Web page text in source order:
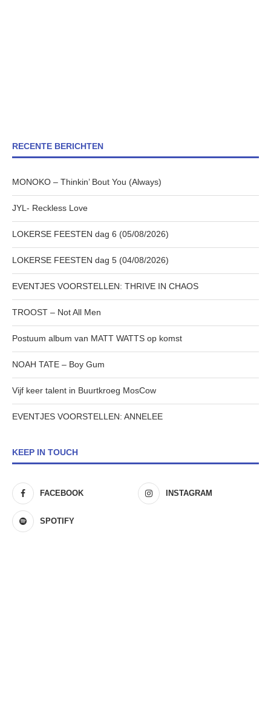
RECENTE BERICHTEN
MONOKO – Thinkin’ Bout You (Always)
JYL- Reckless Love
LOKERSE FEESTEN dag 6 (05/08/2026)
LOKERSE FEESTEN dag 5 (04/08/2026)
EVENTJES VOORSTELLEN: THRIVE IN CHAOS
TROOST – Not All Men
Postuum album van MATT WATTS op komst
NOAH TATE – Boy Gum
Vijf keer talent in Buurtkroeg MosCow
EVENTJES VOORSTELLEN: ANNELEE
KEEP IN TOUCH
FACEBOOK INSTAGRAM
SPOTIFY